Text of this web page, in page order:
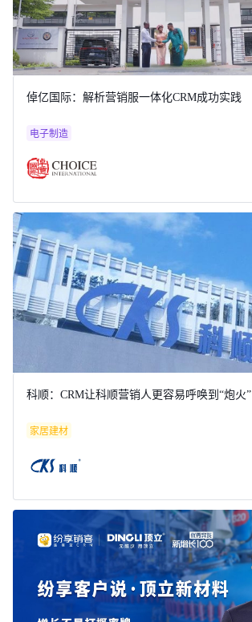
倬亿国际：解析营销服一体化CRM成功实践
电子制造
科顺：CRM让科顺营销人更容易呼唤到“炮火”
家居建材